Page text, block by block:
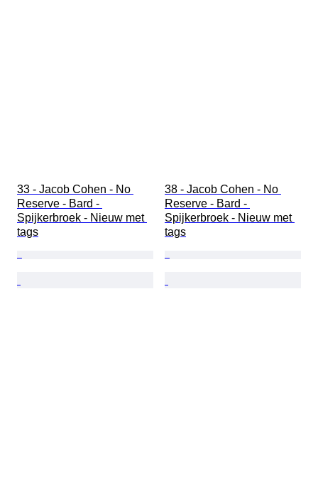
33 - Jacob Cohen - No
Reserve - Bard -
Spijkerbroek - Nieuw met
tags
38 - Jacob Cohen - No
Reserve - Bard -
Spijkerbroek - Nieuw met
tags